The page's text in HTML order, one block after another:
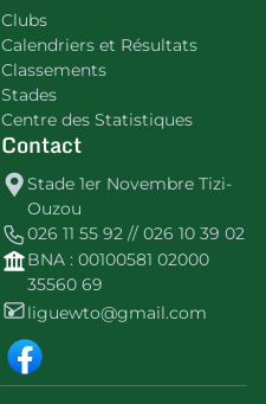
Clubs
Calendriers et Résultats
Classements
Stades
Centre des Statistiques
Contact
Stade 1er Novembre Tizi-
Ouzou
026 11 55 92 // 026 10 39 02
BNA : 00100581 02000
35560 69
liguewto@gmail.com